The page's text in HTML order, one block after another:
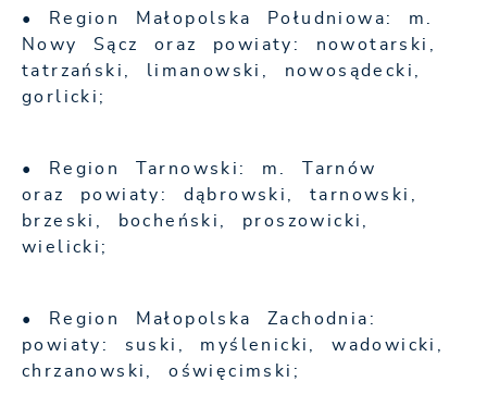
• Region Małopolska Południowa: m.
Nowy Sącz oraz powiaty: nowotarski,
tatrzański, limanowski, nowosądecki,
gorlicki;
• Region Tarnowski: m. Tarnów
oraz powiaty: dąbrowski, tarnowski,
brzeski, bocheński, proszowicki,
wielicki;
• Region Małopolska Zachodnia:
powiaty: suski, myślenicki, wadowicki,
chrzanowski, oświęcimski;